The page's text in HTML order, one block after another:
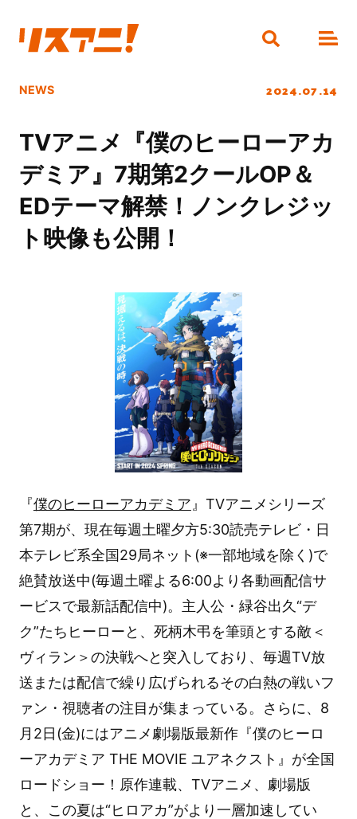
NEWS 2024.07.14
TVアニメ『僕のヒーローアカ
デミア』7期第2クールOP＆
EDテーマ解禁！ノンクレジッ
ト映像も公開！
『僕のヒーローアカデミア 』TVアニメシリーズ
第7期が、現在毎週土曜夕方5:30読売テレビ・日
本テレビ系全国29局ネット(※一部地域を除く)で
絶賛放送中(毎週土曜よる6:00より各動画配信サ
ービスで最新話配信中)。主人公・緑谷出久“デ
ク”たちヒーローと、死柄木弔を筆頭とする敵＜
ヴィラン＞の決戦へと突入しており、毎週TV放
送または配信で繰り広げられるその白熱の戦いフ
ァン・視聴者の注目が集まっている。さらに、8
月2日(金)にはアニメ劇場版最新作『僕のヒーロ
ーアカデミア THE MOVIE ユアネクスト』が全国
ロードショー！原作連載、TVアニメ、劇場版
と、この夏は“ヒロアカ”がより一層加速してい